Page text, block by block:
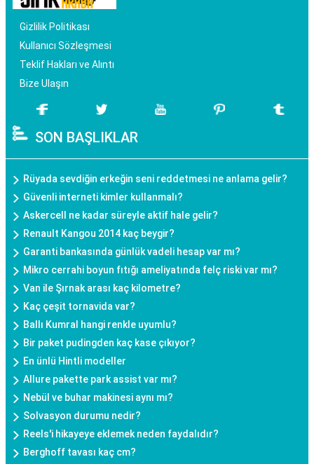
Gizlilik Politikası
Kullanıcı Sözleşmesi
Teklif Hakları ve Alıntı
Bize Ulaşın
SON BAŞLIKLAR
Rüyada sevdiğin erkeğin seni reddetmesi ne anlama gelir?
Güvenli interneti kimler kullanmalı?
Askercell ne kadar süreyle aktif hale gelir?
Renault Kangou 2014 kaç beygir?
Garanti bankasında günlük vadeli hesap var mı?
Mikro cerrahi boyun fıtığı ameliyatında felç riski var mı?
Van ile Şırnak arası kaç kilometre?
Kaç çeşit tornavida var?
Ballı Kumral hangi renkle uyumlu?
Bir paket pudingden kaç kase çıkıyor?
En ünlü Hintli modeller
Allure pakette park assist var mı?
Nebül ve buhar makinesi aynı mı?
Solvasyon durumu nedir?
Reels'i hikayeye eklemek neden faydalıdır?
Berghoff tavası kaç cm?